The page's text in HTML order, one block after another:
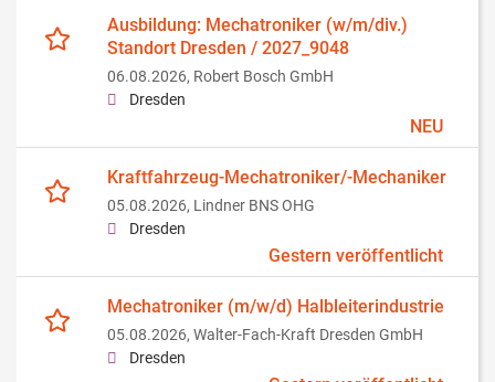
Ausbildung: Mechatroniker (w/m/div.)
Standort Dresden / 2027_9048
06.08.2026, Robert Bosch GmbH
Dresden
NEU
Kraftfahrzeug-Mechatroniker/-Mechaniker
05.08.2026, Lindner BNS OHG
Dresden
Gestern veröffentlicht
Mechatroniker (m/w/d) Halbleiterindustrie
05.08.2026, Walter-Fach-Kraft Dresden GmbH
Dresden